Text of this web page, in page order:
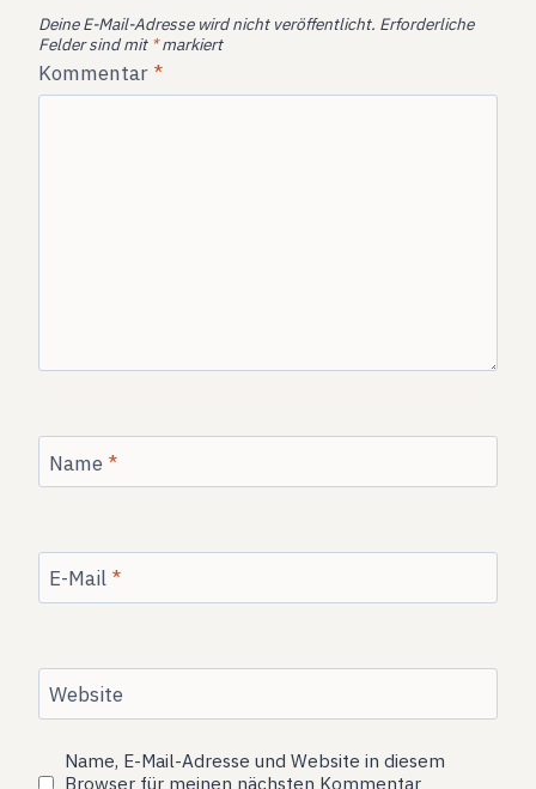
Deine E-Mail-Adresse wird nicht veröffentlicht. Erforderliche
Felder sind mit *markiert
Kommentar *
Name *
E-Mail *
Website
Name, E-Mail-Adresse und Website in diesem
Browser für meinen nächsten Kommentar